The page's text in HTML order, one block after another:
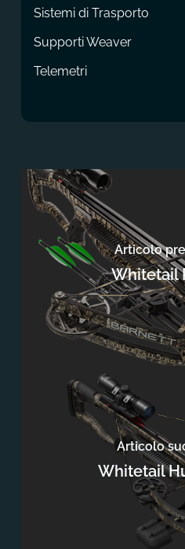
Sistemi di Trasporto
Supporti Weaver
Telemetri
Articolo
Whitetail
Articolo
Whitetail